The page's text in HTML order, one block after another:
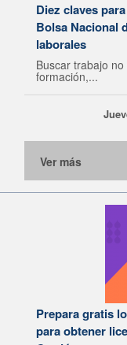
Diez claves
Bolsa Nacional
laborales
Buscar trabajo
formación,...
Ver más
Prepara gratis
para obtener